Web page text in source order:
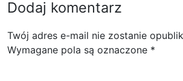
Dodaj komentarz
Twój adres e-mail nie zostanie
Wymagane pola są oznaczone *